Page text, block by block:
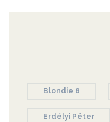
Blondie 8
Erdélyi Péter